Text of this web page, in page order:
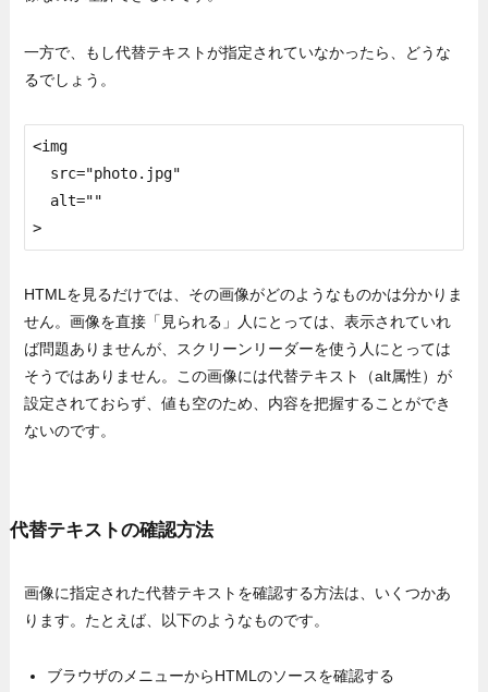
一方で、もし代替テキストが指定されていなかったら、どうな
るでしょう。
<img
>
HTMLを見るだけでは、その画像がどのようなものかは分かりま
せん。画像を直接「見られる」人にとっては、表示されていれ
ば問題ありませんが、スクリーンリーダーを使う人にとっては
そうではありません。この画像には代替テキスト（alt属性）が
設定されておらず、値も空のため、内容を把握することができ
ないのです。
代替テキストの確認方法
画像に指定された代替テキストを確認する方法は、いくつかあ
ります。たとえば、以下のようなものです。
ブラウザのメニューからHTMLのソースを確認する